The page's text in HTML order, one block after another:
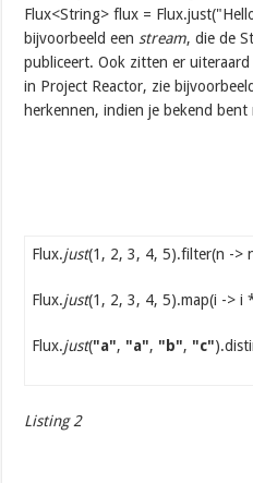
Flux<String> flux =
bijvoorbeeld een stream, die de
publiceert. Ook zitten er
in Project Reactor, zie bijvoorbeeld
herkennen, indien je bekend bent
Flux.just(1, 2, 3, 4, 5).filter(n ->
Flux.just(1, 2, 3, 4, 5).map(i
Flux.just("a", "a", "b", "c"
Listing 2